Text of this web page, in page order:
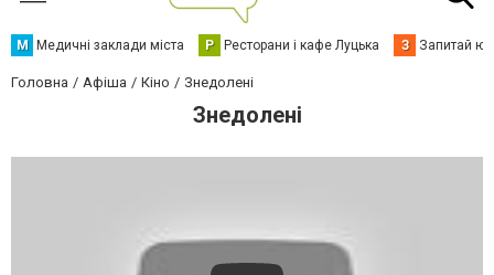
М Медичні заклади міста Р Ресторани і кафе Луцька З Запитай
Головна Афіша Кіно Знедолені
Знедолені